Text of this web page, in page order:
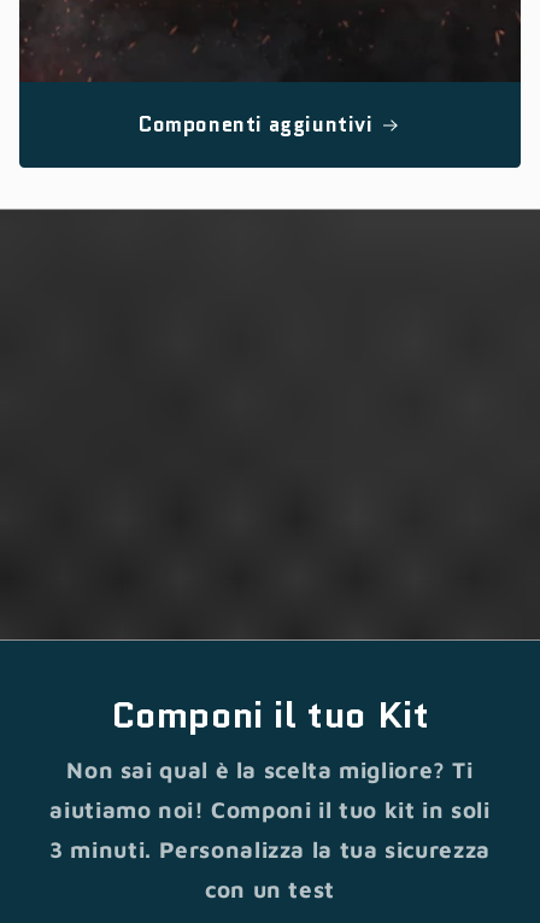
Componenti aggiuntivi
Componi il tuo Kit
Non sai qual è la scelta migliore? Ti
aiutiamo noi! Componi il tuo kit in soli
3 minuti. Personalizza la tua sicurezza
con un test